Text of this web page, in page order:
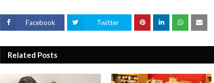
Facebook Twitter
Related Posts